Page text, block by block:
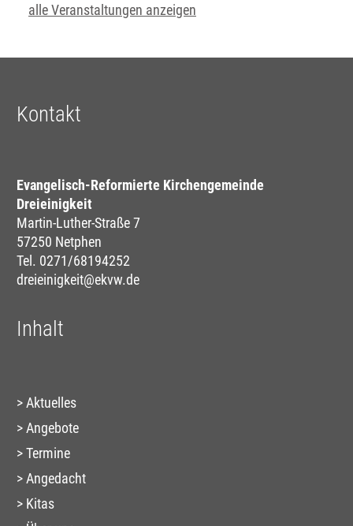
alle Veranstaltungen anzeigen
Kontakt
Evangelisch-Reformierte Kirchengemeinde
Dreieinigkeit
Martin-Luther-Straße 7
57250 Netphen
Tel. 0271/68194252
dreieinigkeit@ekvw.de
Inhalt
Aktuelles
Angebote
Termine
Angedacht
Kitas